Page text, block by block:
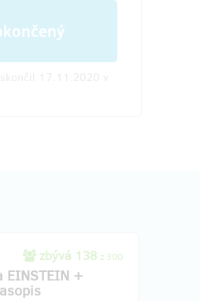
zbývá 138 z 300
EINSTEIN +